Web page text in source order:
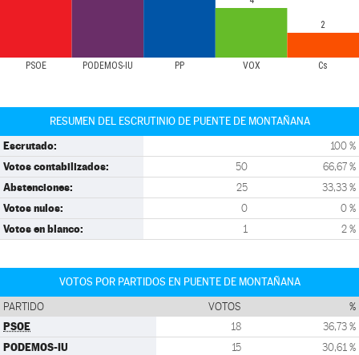
PSOE PODEMOS-IU PP VOX Cs
2
RESUMEN DEL ESCRUTINIO DE PUENTE DE MONTAÑANA
Escrutado: 100 %
Votos contabilizados: 50 66,67 %
Abstenciones: 25 33,33 %
Votos nulos: 0 0 %
Votos en blanco: 1 2 %
VOTOS POR PARTIDOS EN PUENTE DE MONTAÑANA
PARTIDO VOTOS %
PSOE 18 36,73 %
PODEMOS-IU 15 30,61 %